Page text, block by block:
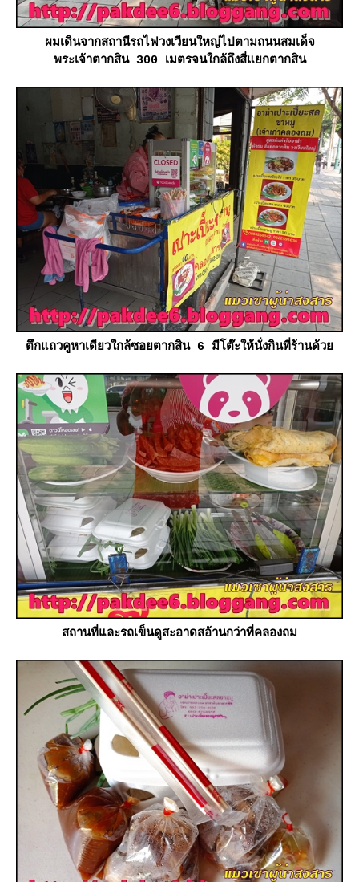
ผมเดินจากสถานีรถไฟวงเวียนใหญ่ไปตามถนนสมเด็จ
พระเจ้าตากสิน 300 เมตรจนใกล้ถึงสี่แยกตากสิน
ตึกแถวคูหาเดียวใกล้ซอยตากสิน 6 มีโต๊ะให้นั่งกินที่ร้านด้ว
สถานที่และรถเข็นดูสะอาดสอ้านกว่าที่คลองถม